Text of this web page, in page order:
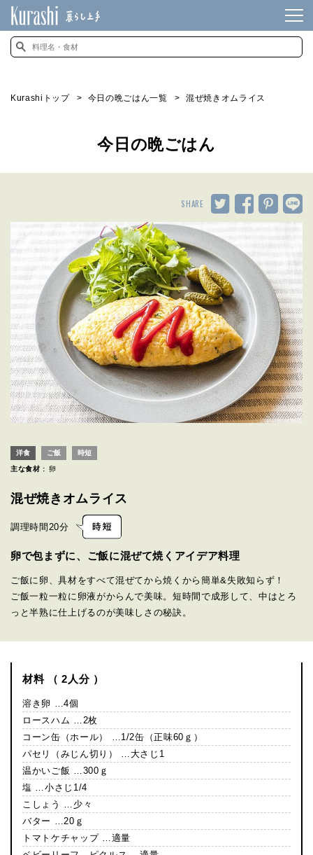
Kurashiトップ 今日の晩ごはん一覧 混ぜ焼きオムライス
今日の晩ごはん
SHARE
洋食 ご飯 時短
主な食材 : 卵
混ぜ焼きオムライス
調理時間 20分
卵で包まずに、ご飯に混ぜて焼くアイデア料理
ご飯に卵、具材をすべて混ぜてから焼くから簡単&失敗知らず！
ご飯一粒一粒に卵液がからんで美味。短時間で成形して、中はとろ
っと半熟に仕上げるのが美味しさの秘訣。
材料 （ 2人分 ）
溶き卵 …4個
ロースハム …2枚
コーン缶（ホール） …1/2缶（正味60ｇ）
パセリ（みじん切り） …大さじ1
温かいご飯 …300ｇ
塩 …小さじ1/4
こしょう …少々
バター …20ｇ
トマトケチャップ …適量